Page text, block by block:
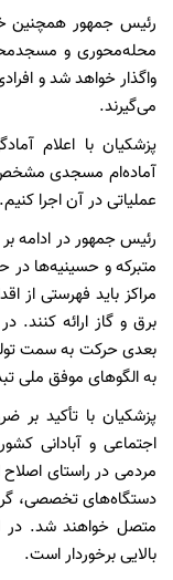
رئیس جمهور همچنین
محله‌محوری و
واگذار خواهد شد و
می‌گیرند.
پزشکیان با اعلام
آماده‌ام مسجدی مشخص
عملیاتی در آن اجرا کنیم.
رئیس جمهور در ادامه
متبرکه و حسینیه‌ها در
مراکز باید فهرستی از
برق و گاز ارائه
بعدی حرکت به سمت تولید
به الگوهای موفق ملی
پزشکیان با تأکید
اجتماعی و آبادانی
مردمی در راستای
دستگاه‌های تخصصی،
متصل خواهند شد. در
بالایی برخوردار است.